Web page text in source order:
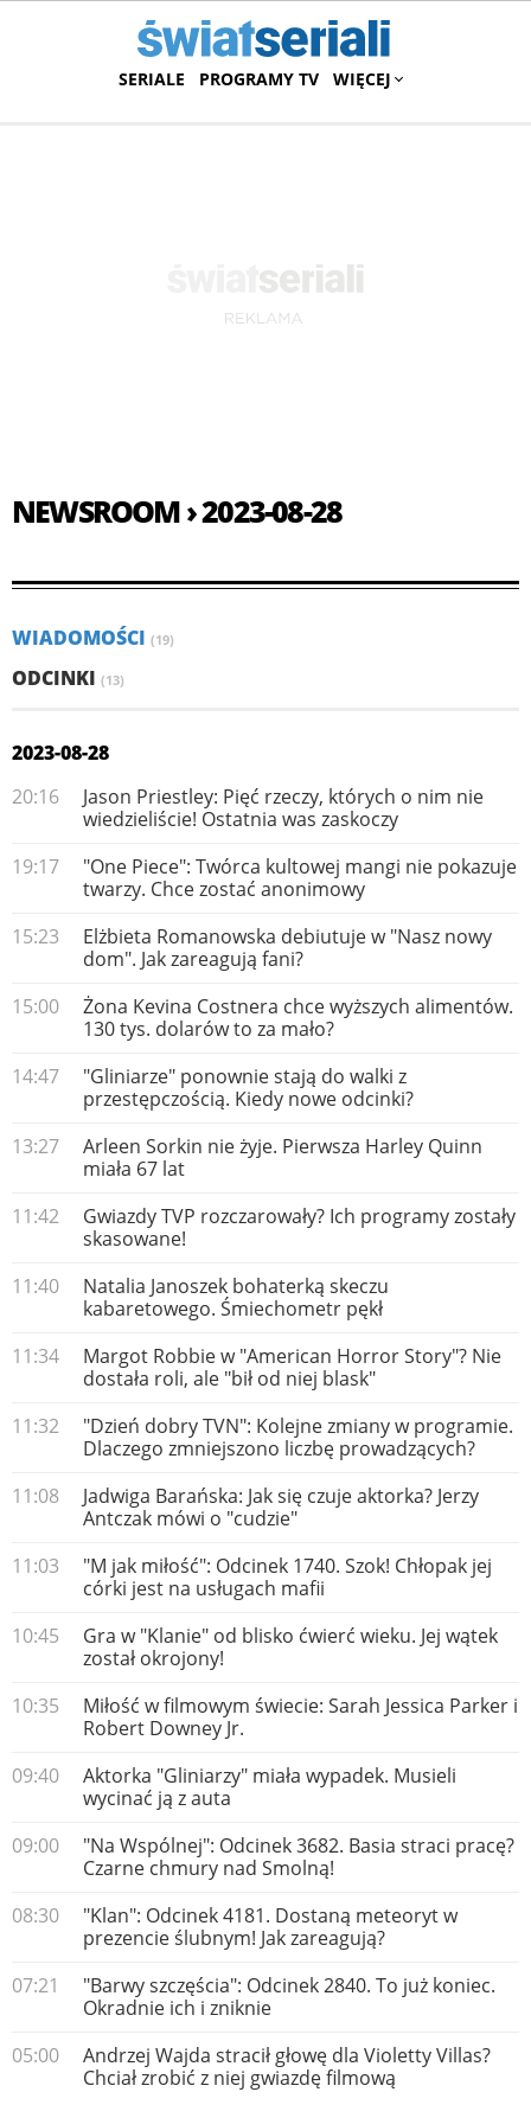
SERIALE PROGRAMY TV WIĘCEJ
NEWSROOM › 2023-08-28
WIADOMOŚCI (19)
ODCINKI (13)
2023-08-28
20:16
Jason Priestley: Pięć rzeczy, których o nim nie
wiedzieliście! Ostatnia was zaskoczy
19:17
"One Piece": Twórca kultowej mangi nie pokazuje
twarzy. Chce zostać anonimowy
15:23
Elżbieta Romanowska debiutuje w "Nasz nowy
dom". Jak zareagują fani?
15:00
Żona Kevina Costnera chce wyższych alimentów.
130 tys. dolarów to za mało?
14:47
"Gliniarze" ponownie stają do walki z
przestępczością. Kiedy nowe odcinki?
13:27
Arleen Sorkin nie żyje. Pierwsza Harley Quinn
miała 67 lat
11:42
Gwiazdy TVP rozczarowały? Ich programy zostały
skasowane!
11:40
Natalia Janoszek bohaterką skeczu
kabaretowego. Śmiechometr pękł
11:34
Margot Robbie w "American Horror Story"? Nie
dostała roli, ale "bił od niej blask"
11:32
"Dzień dobry TVN": Kolejne zmiany w programie.
Dlaczego zmniejszono liczbę prowadzących?
11:08
Jadwiga Barańska: Jak się czuje aktorka? Jerzy
Antczak mówi o "cudzie"
11:03
"M jak miłość": Odcinek 1740. Szok! Chłopak jej
córki jest na usługach mafii
10:45
Gra w "Klanie" od blisko ćwierć wieku. Jej wątek
został okrojony!
10:35
Miłość w filmowym świecie: Sarah Jessica Parker i
Robert Downey Jr.
09:40
Aktorka "Gliniarzy" miała wypadek. Musieli
wycinać ją z auta
09:00
"Na Wspólnej": Odcinek 3682. Basia straci pracę?
Czarne chmury nad Smolną!
08:30
"Klan": Odcinek 4181. Dostaną meteoryt w
prezencie ślubnym! Jak zareagują?
07:21
"Barwy szczęścia": Odcinek 2840. To już koniec.
Okradnie ich i zniknie
05:00
Andrzej Wajda stracił głowę dla Violetty Villas?
Chciał zrobić z niej gwiazdę filmową